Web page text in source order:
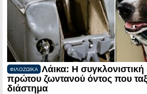
ΦΙΛΟΖΩΙΚΑ
Λάικα: Η συγκλονιστική
πρώτου ζωντανού όντος που
διάστημα